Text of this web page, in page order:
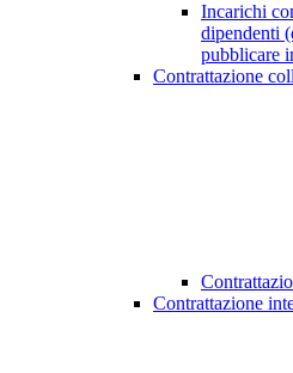
Incarichi
dipendenti
pubblicare
Contrattazione
Contrattazione